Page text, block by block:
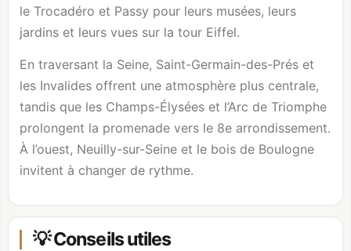
le Trocadéro et Passy pour leurs musées, leurs
jardins et leurs vues sur la tour Eiffel.
En traversant la Seine, Saint-Germain-des-Prés et
les Invalides offrent une atmosphère plus centrale,
tandis que les Champs-Élysées et l’Arc de Triomphe
prolongent la promenade vers le 8e arrondissement.
À l’ouest, Neuilly-sur-Seine et le bois de Boulogne
invitent à changer de rythme.
💡 Conseils utiles